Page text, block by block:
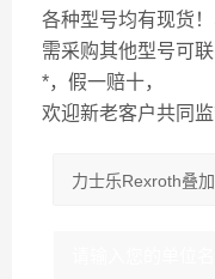
各种型号均有现货
需采购其他型号可联
*，假一赔十，
欢迎新老客户共同监